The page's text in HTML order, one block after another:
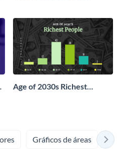
Histogram
Age of 2030s Richest
Gráficos de áreas